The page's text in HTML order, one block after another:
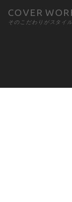
COVER
そのこだわりがスタイ